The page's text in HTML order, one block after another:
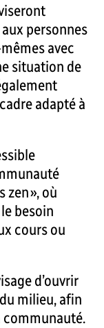
aux personnes
avec
situation de
adapté à
zen », où
besoin
cours ou
d’ouvrir
milieu, afin
communauté.